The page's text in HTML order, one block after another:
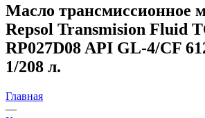
Масло трансмиссионное
Repsol Transmision Fluid
RP027D08 API GL-4/CF
1/208 л.
Главная
—